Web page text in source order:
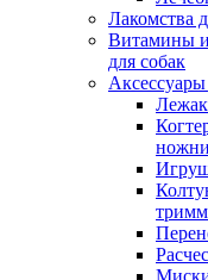
Лакомства
Витамины
для собак